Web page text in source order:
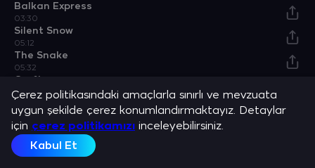
Balkan Express
03:30
Silent Snow
05:12
The Snake
05:32
03:12
Won't Be Gone Long
03:44
Winter Is Coming
04:42
We Could Forever
Çerez politikasındaki amaçlarla sınırlı ve mevzuata
uygun şekilde çerez konumlandırmaktayız. Detaylar
için çerez politikamızı inceleyebilirsiniz.
Kabul Et